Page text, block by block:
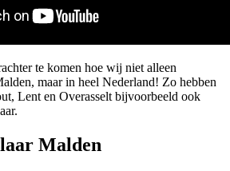
te komen hoe wij niet alleen
maar in heel Nederland! Zo hebben
Lent en Overasselt bijvoorbeeld ook
Malden